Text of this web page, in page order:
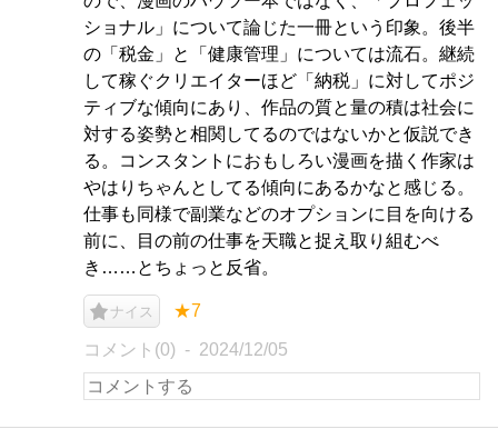
ショナル」について論じた一冊という印象。後半
の「税金」と「健康管理」については流石。継続
して稼ぐクリエイターほど「納税」に対してポジ
ティブな傾向にあり、作品の質と量の積は社会に
対する姿勢と相関してるのではないかと仮説でき
る。コンスタントにおもしろい漫画を描く作家は
やはりちゃんとしてる傾向にあるかなと感じる。
仕事も同様で副業などのオプションに目を向ける
前に、目の前の仕事を天職と捉え取り組むべ
き……とちょっと反省。
ナイス ★7
コメント(0) 2024/12/05